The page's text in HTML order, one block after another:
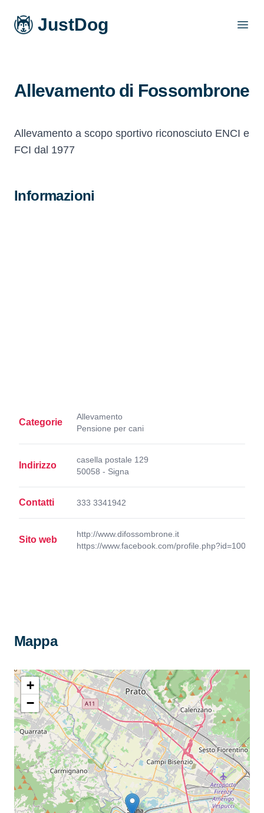
JustDog
Allevamento di Fossombrone
Allevamento a scopo sportivo riconosciuto ENCI e
FCI dal 1977
Informazioni
Categorie
Allevamento
Pensione per cani
Indirizzo
casella postale 129
50058 - Signa
Contatti 333 3341942
Sito web
http://www.difossombrone.it
https://www.facebook.com/
Mappa
+
−